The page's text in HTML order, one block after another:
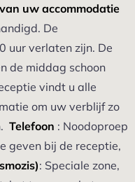
uw accommodatie
De
uur verlaten zijn. De
de middag schoon
vindt u alle
om uw verblijf zo
Telefoon : Noodoproep
geven bij de receptie,
: Speciale zone,